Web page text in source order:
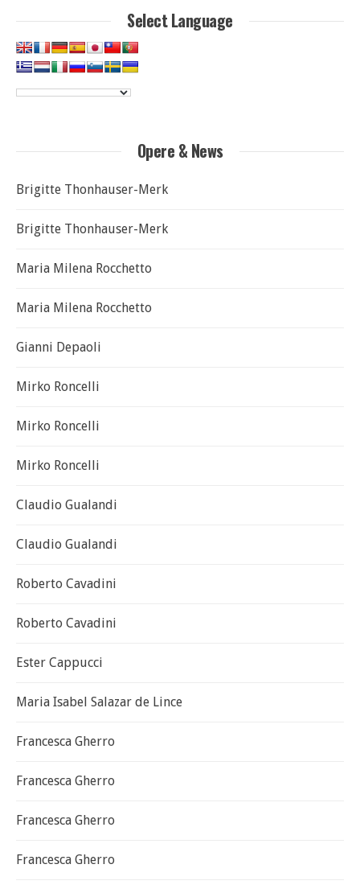
Select Language
Opere & News
Brigitte Thonhauser-Merk
Brigitte Thonhauser-Merk
Maria Milena Rocchetto
Maria Milena Rocchetto
Gianni Depaoli
Mirko Roncelli
Mirko Roncelli
Mirko Roncelli
Claudio Gualandi
Claudio Gualandi
Roberto Cavadini
Roberto Cavadini
Ester Cappucci
Maria Isabel Salazar de Lince
Francesca Gherro
Francesca Gherro
Francesca Gherro
Francesca Gherro